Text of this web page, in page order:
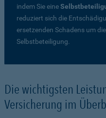
indem Sie eine
reduziert sich die
ersetzenden Schadens um
Selbstbeteiligung.
Die wichtigsten
Versicherung im